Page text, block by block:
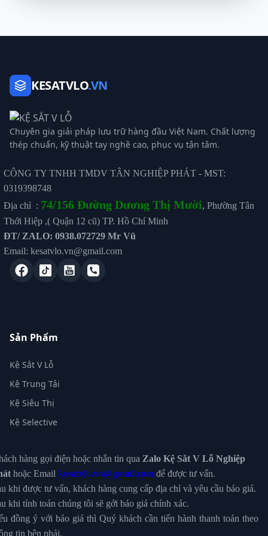
KESATVLO.VN
Chuyên gia giải pháp lưu trữ hàng đầu Việt Nam. Chất lượng
thép chuẩn, kỹ thuật tay nghề cao, phục vụ tận tâm.
CÔNG TY TNHH TMDV TÂN NGHIỆP PHÁT - MST:
0319398748
Địa chỉ : 74/156 Đường Dương Thị Mười, Phường Tân
Thới Hiệp ,( Quận 12 cũ) TP. Hồ Chí Minh
ĐT/ ZALO: 0938.072729 Mr Vũ
Email: kesatvlo.vn@gmail.com
Sản Phẩm
Kệ Sắt V Lỗ
Kệ Trung Tải
Kệ Siêu Thị
Kệ Selective
hàng gọi điện hoặc nhắn tin qua Zalo Kệ Sắt V Lỗ Nghiệp
hoặc Email kesatvlo.vn@gmail.com để được tư vấn.
khi được tư vấn, khách hàng cung cấp địa chỉ và yêu cầu báo giá.
khi tính toán chúng tôi sẽ gởi báo giá chính xác.
đồng ý với báo giá thì Quý khách cần tiến hành thanh toán theo
tin bên phải.